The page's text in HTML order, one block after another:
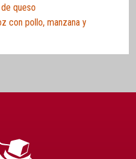
queso
con pollo, manzana y